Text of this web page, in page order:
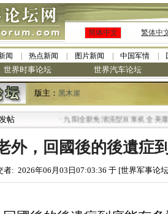
简体中文 繁体中
闻 热点新闻 图片新闻 中国军情
世界时事论坛 世界汽车论坛
版主： 黑木崖
帖 九阳全新免清洗型豆浆机 全美最低
外，回國後的後遺症
者: 2026年06月03日07:03:36 于 [世界军事论